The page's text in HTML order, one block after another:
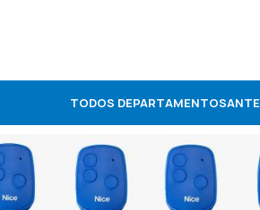
TODOS DEPARTAMENTOS